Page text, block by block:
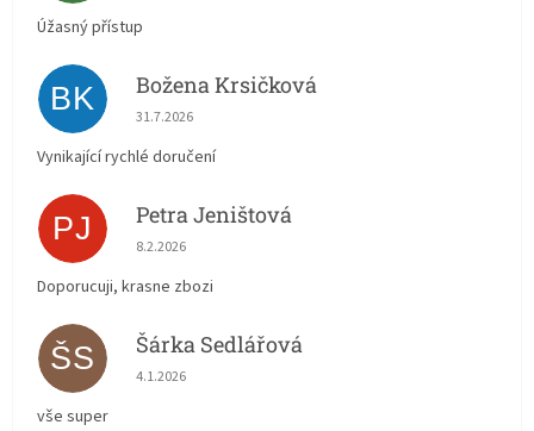
Úžasný přístup
BK Božena Krsičková
Hodnocení obchodu je 5 z 5 hvězdiček.
31.7.2026
Vynikající rychlé doručení
PJ Petra Jeništová
Hodnocení obchodu je 5 z 5 hvězdiček.
8.2.2026
Doporucuji, krasne zbozi
ŠS Šárka Sedlářová
Hodnocení obchodu je 5 z 5 hvězdiček.
4.1.2026
vše super